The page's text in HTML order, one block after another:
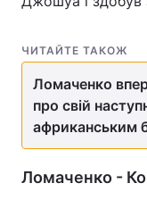
ЧИТАЙТЕ ТАКОЖ
Ломаченко
про свій
африканським
Ломаченко -